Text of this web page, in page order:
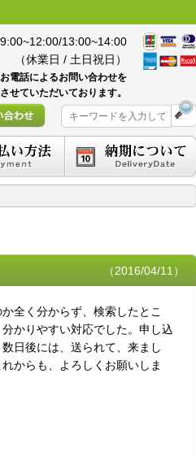
13:00~14:00
（休業日 / 土日祝日）
電話によるお問い合わせを
せていただいております。
（2016/04/11）
全く分からず、検索したとこ
かりやすい対応でした。申し込
日後には、送られて、来まし
からも、よろしくお願いしま